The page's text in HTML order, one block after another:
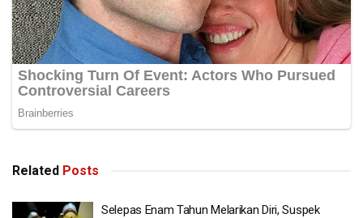
Tags: Najib Tun Razak
Related Posts
Selepas Enam Tahun Melarikan Diri, Suspek